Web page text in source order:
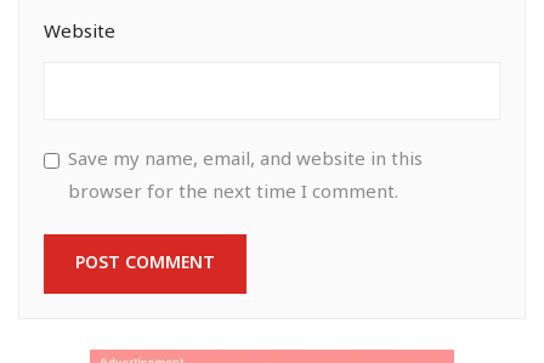
Website
Save my name, email, and website in this
browser for the next time I comment.